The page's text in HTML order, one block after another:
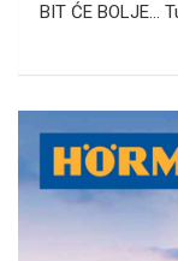
BIT ĆE BOLJE…
A
v
e